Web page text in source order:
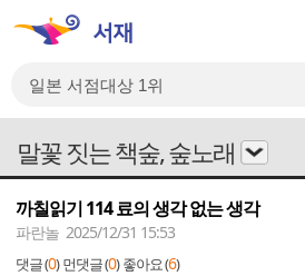
말꽃 짓는 책숲, 숲노래
까칠읽기 114 료의 생각 없는 생각
파란놀 2025/12/31 15:53
댓글 (0) 먼댓글 (0) 좋아요 (6)